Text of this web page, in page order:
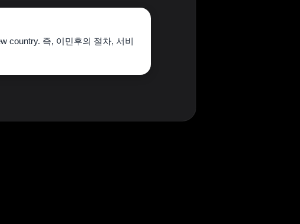
country. 즉, 이민후의 절차, 서비